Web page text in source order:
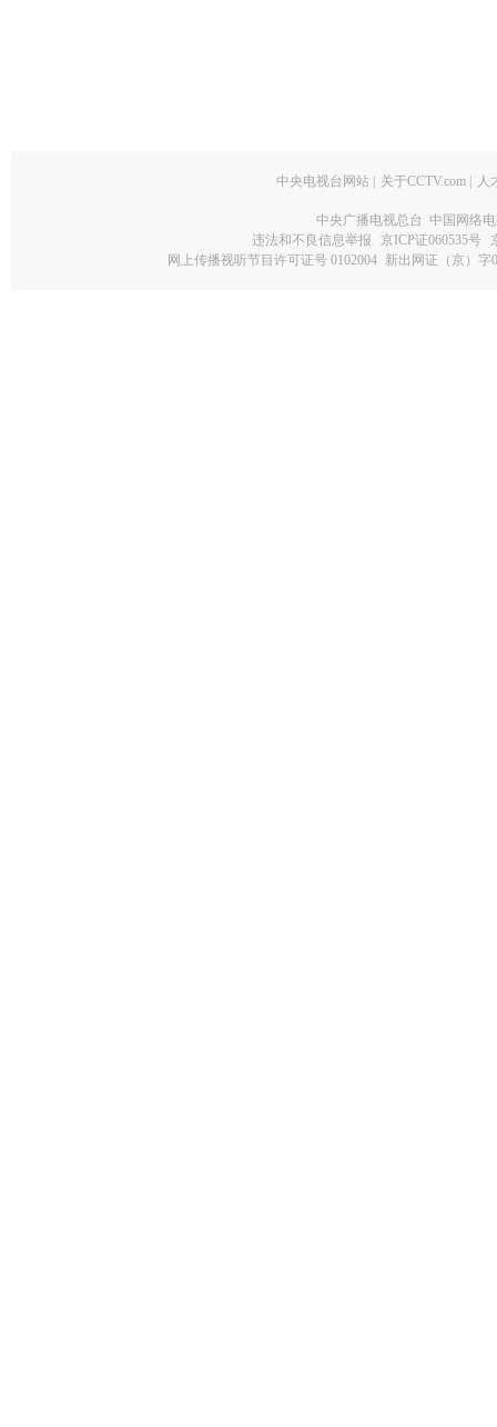
中央电视台网站 关于CCTV.com 人
中央广播电视总台 中国网络
违法和不良信息举报
京ICP证060535号
网上传播视听节目许可证号 0102004 新出网证（京）